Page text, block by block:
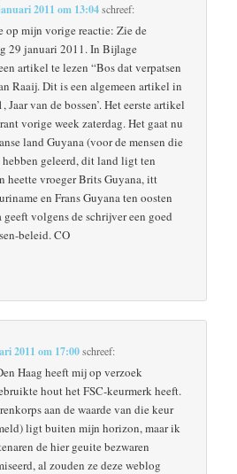
2011 om 13:04schreef:
op mijn vorige reactie: Zie de
29 januari 2011. In Bijlage
artikel te lezen “Bos dat verpatsen
Raaij. Dit is een algemeen artikel in
Jaar van de bossen’. Het eerste artikel
vorige week zaterdag. Het gaat nu
land Guyana (voor de mensen die
geleerd, dit land ligt ten
heette vroeger Brits Guyana, itt
en Frans Guyana ten oosten
volgens de schrijver een goed
beleid. CO
2011 om 17:00schreef:
Haag heeft mij op verzoek
hout het FSC-keurmerk heeft.
aan de waarde van die keur
ligt buiten mijn horizon, maar ik
de hier geuite bezwaren
al zouden ze deze weblog